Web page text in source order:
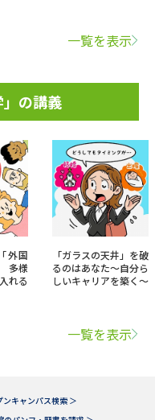
一覧を表示
の講義
外国
多様
れる
「ガラスの天井」を破
るのはあなた～自分ら
しいキャリアを築く～
一覧を表示
ンキャンパス検索 ＞